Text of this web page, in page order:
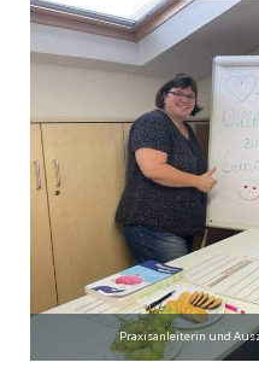
Praxisanleiterin und